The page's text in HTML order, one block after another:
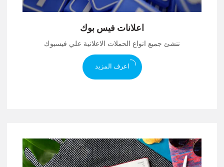
اعلانات فيس بوك
ننشئ جميع انواع الحملات الاعلانية علي فيسبوك
اعرف المزيد